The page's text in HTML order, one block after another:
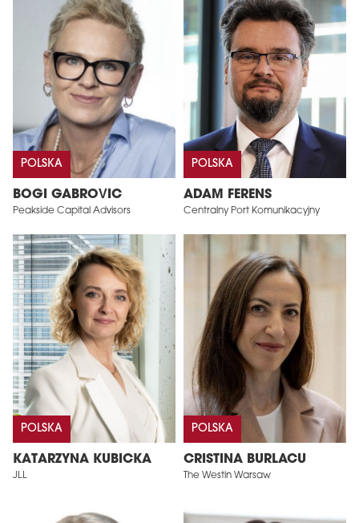
POLSKA
BOGI GABROVIC
Peakside Capital Advisors
POLSKA
ADAM FERENS
Centralny Port Komunikacyjny
POLSKA
KATARZYNA KUBICKA
JLL
POLSKA
CRISTINA BURLACU
The Westin Warsaw